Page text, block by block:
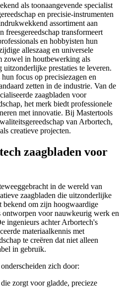
als toonaangevende specialist
en precisie-instrumenten
assortiment aan
freesgereedschap transformeert
en hobbyisten hun
alleszaag en universele
zowel in houtbewerking als
prestaties te leveren.
focus op precisiezagen en
zetten in de industrie. Van de
zaagbladen voor
het merk biedt professionele
met innovatie. Bij Mastertools
van Arbortech,
creatieve projecten.
zaagbladen voor
in de wereld van
zaagbladen die uitzonderlijke
bekend om zijn hoogwaardige
ontworpen voor nauwkeurig werk en
ingenieurs achter Arbortech's
materiaalkennis met
te creëren dat niet alleen
in gebruik.
zich door:
zorgt voor gladde, precieze